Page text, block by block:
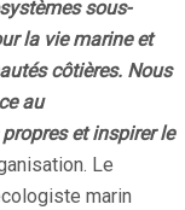
sous-
la vie marine et
côtières. Nous
au
et inspirer le
Le
marin